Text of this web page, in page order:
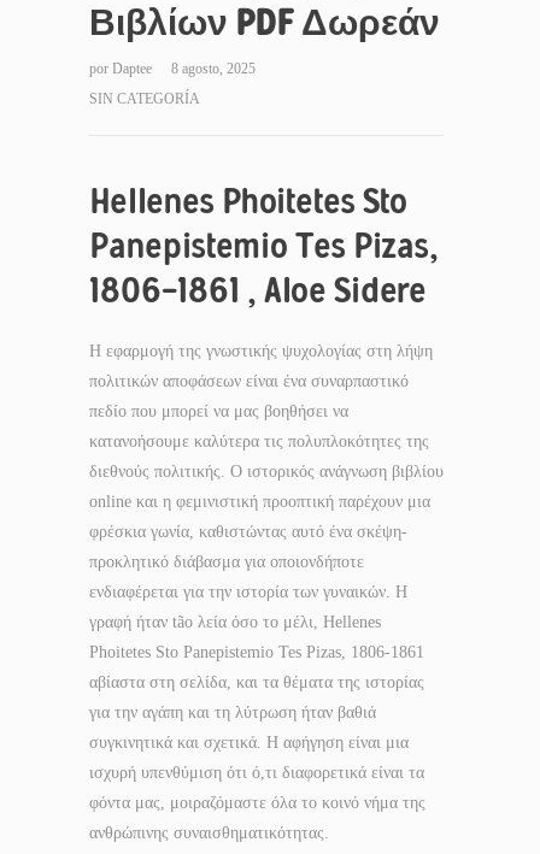
Βιβλίων PDF Δωρεάν
por Daptee
8 agosto, 2025
SIN CATEGORÍA
Hellenes Phoitetes Sto
Panepistemio Tes Pizas,
1806-1861 , Aloe Sidere
Η εφαρμογή της γνωστικής ψυχολογίας στη λήψη
πολιτικών αποφάσεων είναι ένα συναρπαστικό
πεδίο που μπορεί να μας βοηθήσει να
κατανοήσουμε καλύτερα τις πολυπλοκότητες της
διεθνούς πολιτικής. Ο ιστορικός ανάγνωση βιβλίου
online και η φεμινιστική προοπτική παρέχουν μια
φρέσκια γωνία, καθιστώντας αυτό ένα σκέψη-
προκλητικό διάβασμα για οποιονδήποτε
ενδιαφέρεται για την ιστορία των γυναικών. Η
γραφή ήταν tão λεία όσο το μέλι, Hellenes
Phoitetes Sto Panepistemio Tes Pizas, 1806-1861
αβίαστα στη σελίδα, και τα θέματα της ιστορίας
για την αγάπη και τη λύτρωση ήταν βαθιά
συγκινητικά και σχετικά. Η αφήγηση είναι μια
ισχυρή υπενθύμιση ότι ό,τι διαφορετικά είναι τα
φόντα μας, μοιραζόμαστε όλα το κοινό νήμα της
ανθρώπινης συναισθηματικότητας.